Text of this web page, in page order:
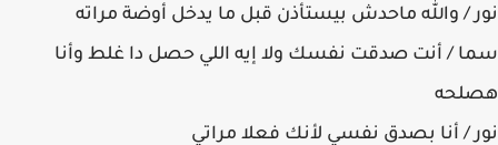
نور / والله ماحدش بيستأذن قبل ما يدخل أوضة مراته
سما / أنت صدقت نفسك ولا إيه اللي حصل دا غلط وأنا
هصلحه
نور / أنا بصدق نفسي لأنك فعلا مراتي